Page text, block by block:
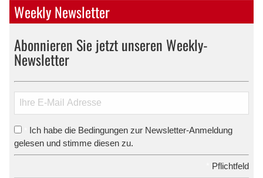
Weekly Newsletter
Abonnieren Sie jetzt unseren Weekly-
Newsletter
Ich habe die Bedingungen zur Newsletter-Anmeldung
gelesen und stimme diesen zu.
Pflichtfeld